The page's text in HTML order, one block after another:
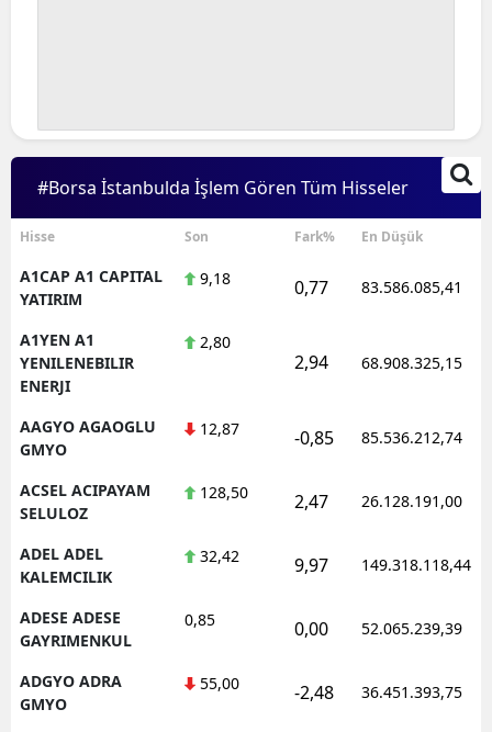
#Borsa İstanbulda İşlem Gören Tüm Hisseler
Hisse Son Fark% En Düşük
A1CAP A1 CAPITAL
YATIRIM
9,18 0,77 83.586.085,41
A1YEN A1
YENILENEBILIR
ENERJI
2,80
2,94 68.908.325,15
AAGYO AGAOGLU
GMYO
12,87 -0,85 85.536.212,74
ACSEL ACIPAYAM
SELULOZ
128,50 2,47 26.128.191,00
ADEL ADEL
KALEMCILIK
32,42 9,97 149.318.118,44
ADESE ADESE
GAYRIMENKUL
0,85 0,00 52.065.239,39
ADGYO ADRA
GMYO
55,00 -2,48 36.451.393,75